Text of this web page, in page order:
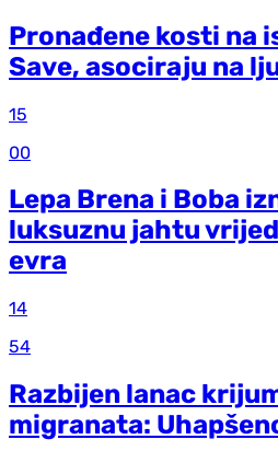
Pronađene kosti na
Save, asociraju na
15
00
Lepa Brena i Boba
luksuznu jahtu
evra
14
54
Razbijen lanac
migranata: